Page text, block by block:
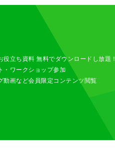
役立ち資料 無料でダウンロードし放題！
・ワークショップ参加
動画など会員限定コンテンツ閲覧